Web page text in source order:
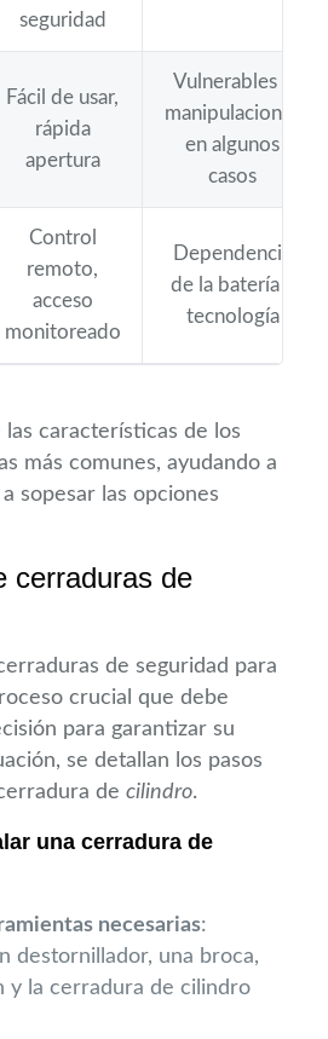
seguridad
Fácil de usar,
rápida
apertura
Vulnerables a
manipulaciones
en algunos
casos
Control
remoto,
acceso
monitoreado
Dependencia
de la batería y
tecnología
las características de los
más comunes, ayudando a
sopesar las opciones
cerraduras de
de seguridad para
crucial que debe
para garantizar su
se detallan los pasos
decilindro.
una cerradura de
necesarias:
destornillador, una broca,
y la cerradura de cilindro